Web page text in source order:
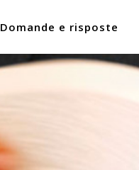
Domande e risposte